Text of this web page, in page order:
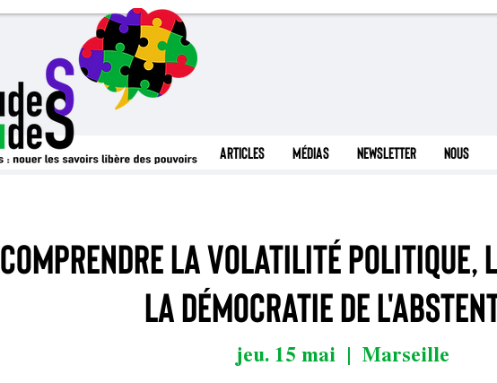
Articles Médias Newsletter Nous
Comprendre la volatilité politique,
la démocratie de
jeu. 15 mai Marseille